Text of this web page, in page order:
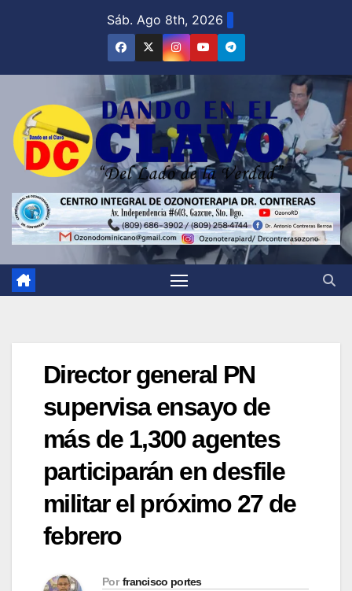
Sáb. Ago 8th, 2026
Director general PN
supervisa ensayo de
más de 1,300 agentes
participarán en desfile
militar el próximo 27 de
febrero
Por francisco portes